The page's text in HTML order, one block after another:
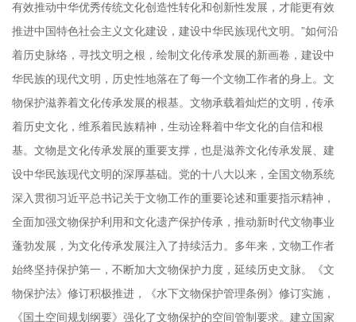
有效推动中华优秀传统文化创造性转化和创新性发展，才能更有效
推进中国特色社会主义文化建设，建设中华民族现代文明。”如何沿
着历史脉络，寻找文明之根，绘制文化传承发展的新画卷，建设中
华民族的现代文明，历史性地落在了每一个文物工作者的身上。文
物保护滋养着文化传承发展的根基。文物承载着灿烂的文明，传承
着历史文化，维系着民族精神，生动诠释着中华文化的自信和根
基。文物是文化传承发展的重要支撑，也是滋养文化传承发展、建
设中华民族现代文明的深厚基础。党的十八大以来，全国文物系统
深入贯彻习近平总书记关于文物工作的重要论述和重要指示精神，
全面加强文物保护利用和文化遗产保护传承，推动新时代文物事业
蓬勃发展，为文化传承发展注入了持续活力。多年来，文物工作者
始终坚持保护第一，不断加大文物保护力度，延续历史文脉。《文
物保护法》修订积极推进，《水下文物保护管理条例》修订实施，
《国土空间规划纲要》强化了文物保护的空间管制要求。建立国家